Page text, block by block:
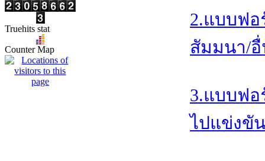
Truehits stat
Counter Map
2.แบบฟอ
สัมมนา/
3.แบบฟอ
ไปแข่งขั